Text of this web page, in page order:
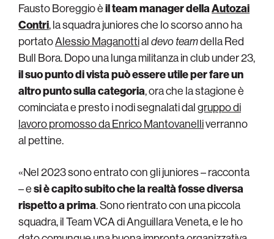
Fausto Boreggio èil team manager dellaAutozai
Contri, la squadra juniores che lo scorso anno ha
portatoAlessio Maganottialdevo teamdella Red
Bull Bora. Dopo una lunga militanza in club under 23,
il suo punto di vista può essere utile per fare un
altro punto sulla categoria, ora che la stagione è
cominciata e presto i nodi segnalati dalgruppo di
lavoro promosso da Enrico Mantovanelliverranno
al pettine.
«Nel 2023 sono entrato con gli juniores – racconta
– esi è capito subito che la realtà fosse diversa
rispetto a prima. Sono rientrato con una piccola
squadra, il Team VCA di Anguillara Veneta, e le ho